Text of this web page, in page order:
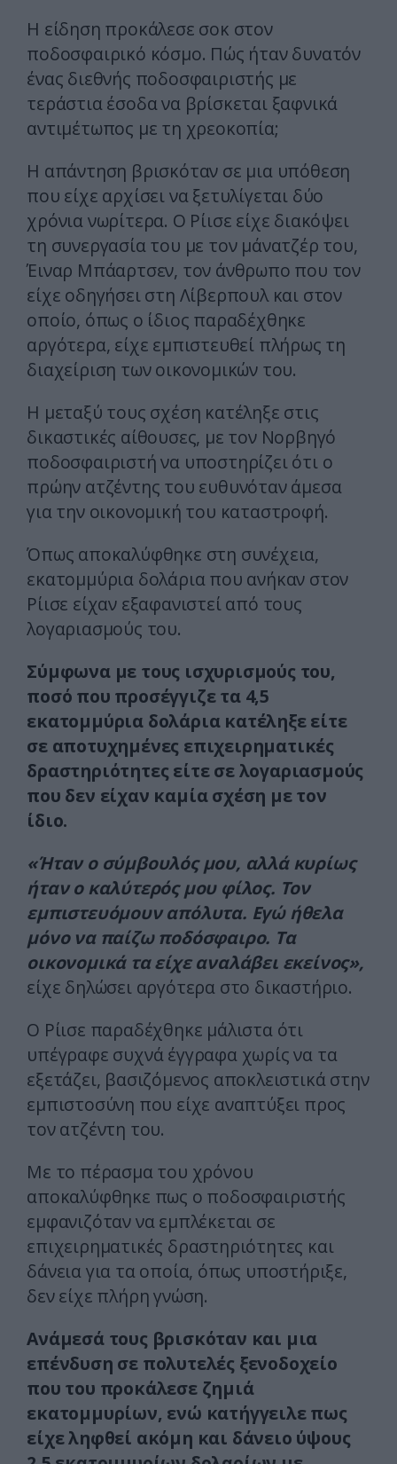
Η είδηση προκάλεσε σοκ στον
ποδοσφαιρικό κόσμο. Πώς ήταν δυνατόν
ένας διεθνής ποδοσφαιριστής με
τεράστια έσοδα να βρίσκεται ξαφνικά
αντιμέτωπος με τη χρεοκοπία;
Η απάντηση βρισκόταν σε μια υπόθεση
που είχε αρχίσει να ξετυλίγεται δύο
χρόνια νωρίτερα. Ο Ρίισε είχε διακόψει
τη συνεργασία του με τον μάνατζέρ του,
Έιναρ Μπάαρτσεν, τον άνθρωπο που τον
είχε οδηγήσει στη Λίβερπουλ και στον
οποίο, όπως ο ίδιος παραδέχθηκε
αργότερα, είχε εμπιστευθεί πλήρως τη
διαχείριση των οικονομικών του.
Η μεταξύ τους σχέση κατέληξε στις
δικαστικές αίθουσες, με τον Νορβηγό
ποδοσφαιριστή να υποστηρίζει ότι ο
πρώην ατζέντης του ευθυνόταν άμεσα
για την οικονομική του καταστροφή.
Όπως αποκαλύφθηκε στη συνέχεια,
εκατομμύρια δολάρια που ανήκαν στον
Ρίισε είχαν εξαφανιστεί από τους
λογαριασμούς του.
Σύμφωνα με τους ισχυρισμούς του,
ποσό που προσέγγιζε τα 4,5
εκατομμύρια δολάρια κατέληξε είτε
σε αποτυχημένες επιχειρηματικές
δραστηριότητες είτε σε λογαριασμούς
που δεν είχαν καμία σχέση με τον
ίδιο.
«Ήταν ο σύμβουλός μου, αλλά κυρίως
ήταν ο καλύτερός μου φίλος. Τον
εμπιστευόμουν απόλυτα. Εγώ ήθελα
μόνο να παίζω ποδόσφαιρο. Τα
οικονομικά τα είχε αναλάβει εκείνος»,
είχε δηλώσει αργότερα στο δικαστήριο.
Ο Ρίισε παραδέχθηκε μάλιστα ότι
υπέγραφε συχνά έγγραφα χωρίς να τα
εξετάζει, βασιζόμενος αποκλειστικά στην
εμπιστοσύνη που είχε αναπτύξει προς
τον ατζέντη του.
Με το πέρασμα του χρόνου
αποκαλύφθηκε πως ο ποδοσφαιριστής
εμφανιζόταν να εμπλέκεται σε
επιχειρηματικές δραστηριότητες και
δάνεια για τα οποία, όπως υποστήριξε,
δεν είχε πλήρη γνώση.
Ανάμεσά τους βρισκόταν και μια
επένδυση σε πολυτελές ξενοδοχείο
που του προκάλεσε ζημιά
εκατομμυρίων, ενώ κατήγγειλε πως
είχε ληφθεί ακόμη και δάνειο ύψους